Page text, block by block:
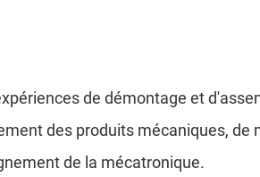
de démontage et
des produits mécaniques, de
de la mécatronique.